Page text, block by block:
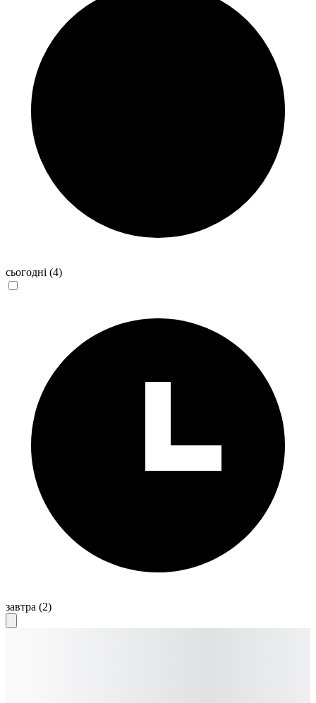
сьогодні (4)
завтра (2)